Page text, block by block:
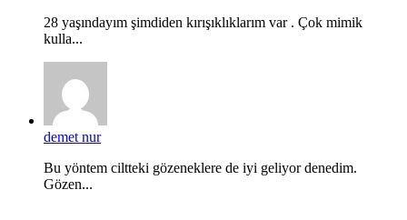
28 yaşındayım şimdiden kırışıklıklarım var . Çok mimik
kulla...
demet nur
Bu yöntem ciltteki gözeneklere de iyi geliyor denedim.
Gözen...